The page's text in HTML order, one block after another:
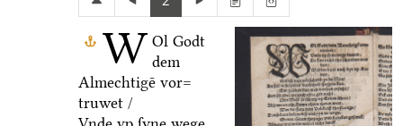
W Ol Godt
dem
Almechtigē vor=
truwet /